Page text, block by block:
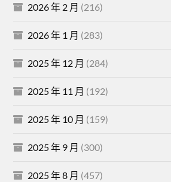
2026 年 2 月 (216)
2026 年 1 月 (283)
2025 年 12 月 (284)
2025 年 11 月 (192)
2025 年 10 月 (159)
2025 年 9 月 (300)
2025 年 8 月 (457)